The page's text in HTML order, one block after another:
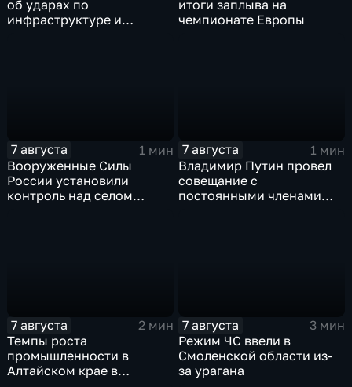
об ударах по
инфраструктуре и
итоги заплыва на
чемпионате Европы
7 августа
1 мин
Вооруженные Силы
России установили
контроль над селом
7 августа
1 мин
Владимир Путин провел
совещание с
постоянными членами
7 августа
2 мин
Темпы роста
промышленности в
Алтайском крае в
7 августа
3 мин
Режим ЧС ввели в
Смоленской области из-
за урагана